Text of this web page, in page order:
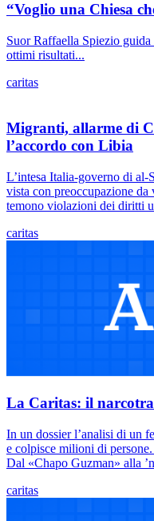
“Voglio una Chiesa
Suor Raffaella Spiezio
ottimi risultati...
caritas
Migranti, allarme di
l’accordo con Libia
L’intesa Italia-governo di
vista con preoccupazione
temono violazioni dei diritti
caritas
La Caritas: il
In un dossier l’analisi di un
e colpisce milioni di
Dal «Chapo Guzman» alla
caritas